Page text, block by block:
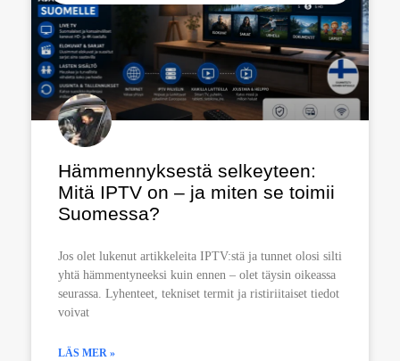
Hämmennyksestä selkeyteen:
Mitä IPTV on – ja miten se toimii
Suomessa?
Jos olet lukenut artikkeleita IPTV:stä ja tunnet olosi silti
yhtä hämmentyneeksi kuin ennen – olet täysin oikeassa
seurassa. Lyhenteet, tekniset termit ja ristiriitaiset tiedot
voivat
LÄS MER »